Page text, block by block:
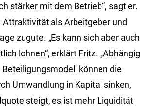
stärker mit dem Betrieb“, sagt er.
Attraktivität als Arbeitgeber und
zugute. „Es kann sich aber auch
lohnen“, erklärt Fritz. „Abhängig
können die
Umwandlung in Kapital sinken,
steigt, es ist mehr Liquidität